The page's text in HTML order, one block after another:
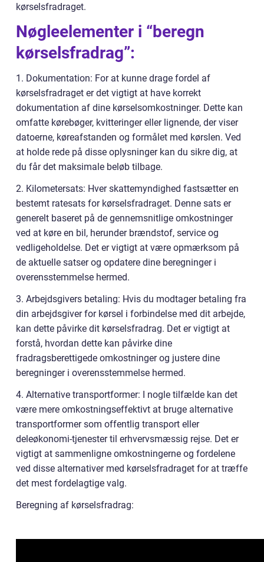
kørselsfradraget.
Nøgleelementer i “beregn
kørselsfradrag”:
1. Dokumentation: For at kunne drage fordel af
kørselsfradraget er det vigtigt at have korrekt
dokumentation af dine kørselsomkostninger. Dette kan
omfatte kørebøger, kvitteringer eller lignende, der viser
datoerne, køreafstanden og formålet med kørslen. Ved
at holde rede på disse oplysninger kan du sikre dig, at
du får det maksimale beløb tilbage.
2. Kilometersats: Hver skattemyndighed fastsætter en
bestemt ratesats for kørselsfradraget. Denne sats er
generelt baseret på de gennemsnitlige omkostninger
ved at køre en bil, herunder brændstof, service og
vedligeholdelse. Det er vigtigt at være opmærksom på
de aktuelle satser og opdatere dine beregninger i
overensstemmelse hermed.
3. Arbejdsgivers betaling: Hvis du modtager betaling fra
din arbejdsgiver for kørsel i forbindelse med dit arbejde,
kan dette påvirke dit kørselsfradrag. Det er vigtigt at
forstå, hvordan dette kan påvirke dine
fradragsberettigede omkostninger og justere dine
beregninger i overensstemmelse hermed.
4. Alternative transportformer: I nogle tilfælde kan det
være mere omkostningseffektivt at bruge alternative
transportformer som offentlig transport eller
deleøkonomi-tjenester til erhvervsmæssig rejse. Det er
vigtigt at sammenligne omkostningerne og fordelene
ved disse alternativer med kørselsfradraget for at træffe
det mest fordelagtige valg.
Beregning af kørselsfradrag: